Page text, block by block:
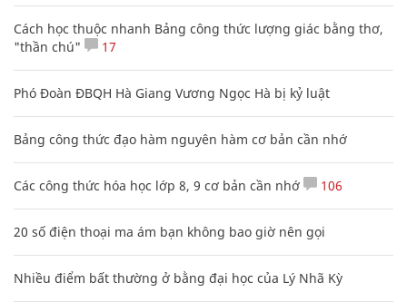
Cách học thuộc nhanh Bảng công thức lượng giác bằng thơ,
"thần chú"
17
Phó Đoàn ĐBQH Hà Giang Vương Ngọc Hà bị kỷ luật
Bảng công thức đạo hàm nguyên hàm cơ bản cần nhớ
Các công thức hóa học lớp 8, 9 cơ bản cần nhớ 106
20 số điện thoại ma ám bạn không bao giờ nên gọi
Nhiều điểm bất thường ở bằng đại học của Lý Nhã Kỳ